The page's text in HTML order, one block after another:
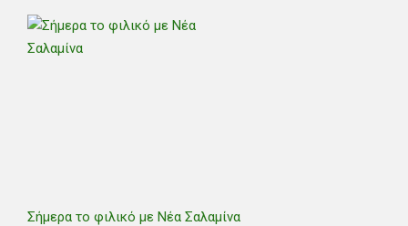
Σήμερα το φιλικό με Νέα Σαλαμίνα